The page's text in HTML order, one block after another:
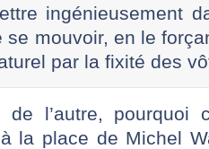
ingénieusement
se mouvoir, en le
par la fixité des
l’autre, pourquoi
la place de Michel